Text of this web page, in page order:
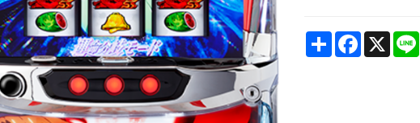
ShareFacebook
X